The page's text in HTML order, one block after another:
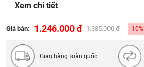
Bảo Hành: Đổi mới 2 năm
Quy cách đóng gói: 10 chiếc/thùng
Xem chi tiết
Giá bán: 1.246.000 đ 1.385.000 đ -10%
Giao hàng toàn quốc